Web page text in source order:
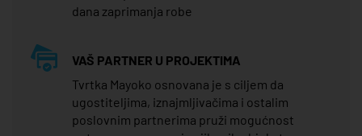
dana zaprimanja robe
VAŠ PARTNER U PROJEKTIMA
Tvrtka Mayoko osnovana je s ciljem da
ugostiteljima, iznajmljivačima i ostalim
poslovnim partnerima pruži mogućnost